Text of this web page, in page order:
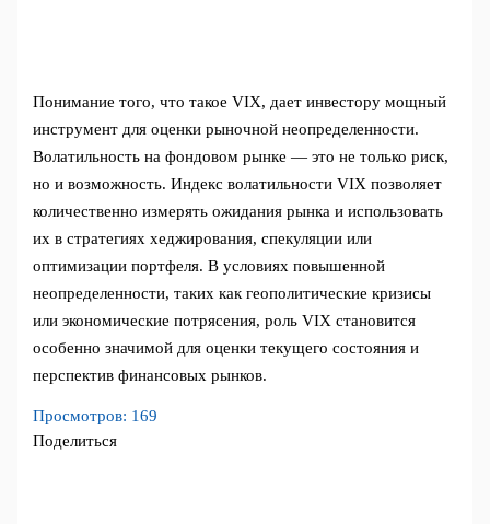
Понимание того, что такое VIX, дает инвестору мощный
инструмент для оценки рыночной неопределенности.
Волатильность на фондовом рынке — это не только риск,
но и возможность. Индекс волатильности VIX позволяет
количественно измерять ожидания рынка и использовать
их в стратегиях хеджирования, спекуляции или
оптимизации портфеля. В условиях повышенной
неопределенности, таких как геополитические кризисы
или экономические потрясения, роль VIX становится
особенно значимой для оценки текущего состояния и
перспектив финансовых рынков.
Просмотров: 169
Поделиться